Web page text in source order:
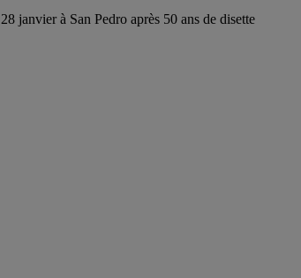
janvier à San Pedro après 50 ans de disette